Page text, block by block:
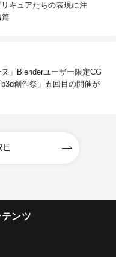
キュアたちの表現に注
篇
」Blenderユーザー限定CG
創作祭」五回目の開催が
ンツ